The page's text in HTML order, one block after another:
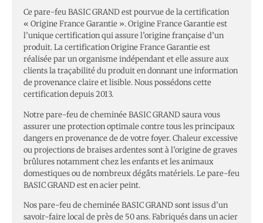
Ce pare-feu BASIC GRAND est pourvue de la certification
« Origine France Garantie ». Origine France Garantie est
l’unique certification qui assure l’origine française d’un
produit. La certification Origine France Garantie est
réalisée par un organisme indépendant et elle assure aux
clients la traçabilité du produit en donnant une information
de provenance claire et lisible. Nous possédons cette
certification depuis 2013.
Notre pare-feu de cheminée BASIC GRAND saura vous
assurer une protection optimale contre tous les principaux
dangers en provenance de de votre foyer. Chaleur excessive
ou projections de braises ardentes sont à l’origine de graves
brûlures notamment chez les enfants et les animaux
domestiques ou de nombreux dégâts matériels. Le pare-feu
BASIC GRAND est en acier peint.
Nos pare-feu de cheminée BASIC GRAND sont issus d’un
savoir-faire local de près de 50 ans. Fabriqués dans un acier